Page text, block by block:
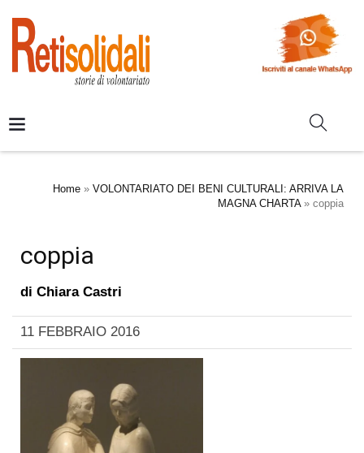
Home » VOLONTARIATO DEI BENI CULTURALI: ARRIVA LA
MAGNA CHARTA» coppia
coppia
di Chiara Castri
11 FEBBRAIO 2016